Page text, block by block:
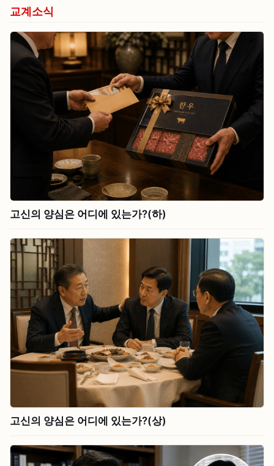
교계소식
고신의 양심은 어디에 있는가?(하)
고신의 양심은 어디에 있는가?(상)